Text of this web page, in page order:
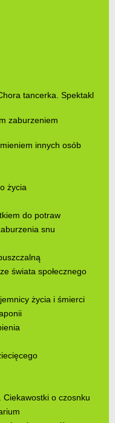
tancerka. Spektakl
zaburzeniem
innych osób
życia
do potraw
snu
świata społecznego
życia i śmierci
o czosnku